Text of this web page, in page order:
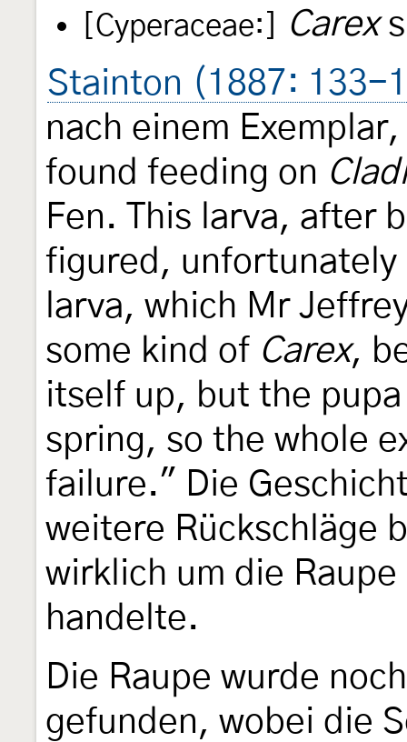
[Cyperaceae:] Carex
Stainton (1887: 133-
nach einem
found feeding on
Fen. This larva, after
figured,
larva, which Mr
some kind of Carex,
itself up, but the
spring, so the whole
failure." Die
weitere Rückschläge
wirklich um die
handelte.
Die Raupe wurde
gefunden, wobei die